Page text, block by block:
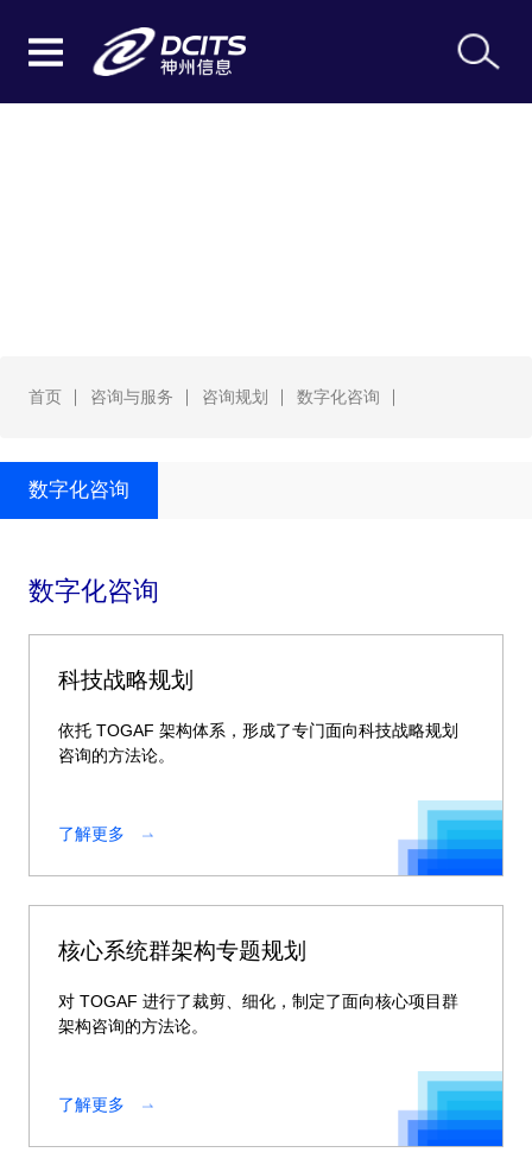
首页 咨询与服务 咨询规划 数字化咨询
数字化咨询
数字化咨询
科技战略规划
依托 TOGAF 架构体系，形成了专门面向科技战略规划
咨询的方法论。
了解更多
核心系统群架构专题规划
对 TOGAF 进行了裁剪、细化，制定了面向核心项目群
架构咨询的方法论。
了解更多